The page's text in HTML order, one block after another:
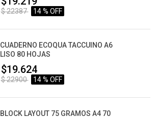
$ 22387 14 % OFF
CUADERNO ECOQUA TACCUINO A6
LISO 80 HOJAS
$19.624
$ 22900 14 % OFF
BLOCK LAYOUT 75 GRAMOS A4 70